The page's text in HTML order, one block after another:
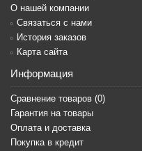
О нашей компании
Связаться с нами
История заказов
Карта сайта
Информация
Сравнение товаров (0)
Гарантия на товары
Оплата и доставка
Покупка в кредит